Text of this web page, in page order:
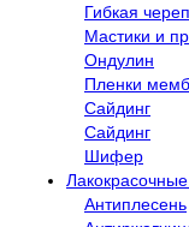
Гибкая
Мастики и
Ондулин
Пленки
Сайдинг
Сайдинг
Шифер
Антиплесень